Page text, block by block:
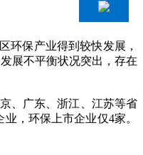
保产业得到较快发展，
展不平衡状况突出，存在
、广东、浙江、江苏等省
，环保上市企业仅4家。